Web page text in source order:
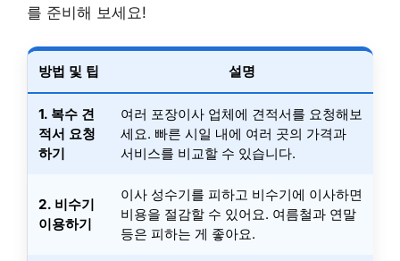
를 준비해 보세요!
방법 및 팁 설명
1. 복수 견
적서 요청
하기
여러 포장이사 업체에 견적서를 요청해보
세요. 빠른 시일 내에 여러 곳의 가격과
서비스를 비교할 수 있습니다.
2. 비수기
이용하기
이사 성수기를 피하고 비수기에 이사하면
비용을 절감할 수 있어요. 여름철과 연말
등은 피하는 게 좋아요.